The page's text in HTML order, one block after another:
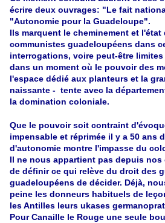
écrire deux ouvrages: "Le fait
"Autonomie pour la Guadeloupe".
Ils marquent le cheminement et l'état
communistes guadeloupéens dans
interrogations, voire peut-être limites
dans un moment où le pouvoir des
l'espace dédié aux planteurs et la
naissante - tente avec la
la domination coloniale.
Que le pouvoir soit contraint
impensable et réprimée il y a 50 ans
d'autonomie montre l'impasse du
Il ne nous appartient pas depuis
de définir ce qui relève du droit des
guadeloupéens de décider. Déjà,
peine les donneurs habituels de
les Antilles leurs ukases
Pour Canaille le Rouge une seule